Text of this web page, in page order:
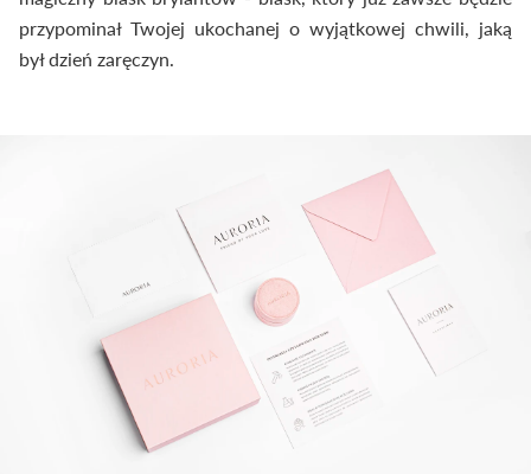
przypominał Twojej ukochanej o wyjątkowej chwili, jaką
był dzień zaręczyn.